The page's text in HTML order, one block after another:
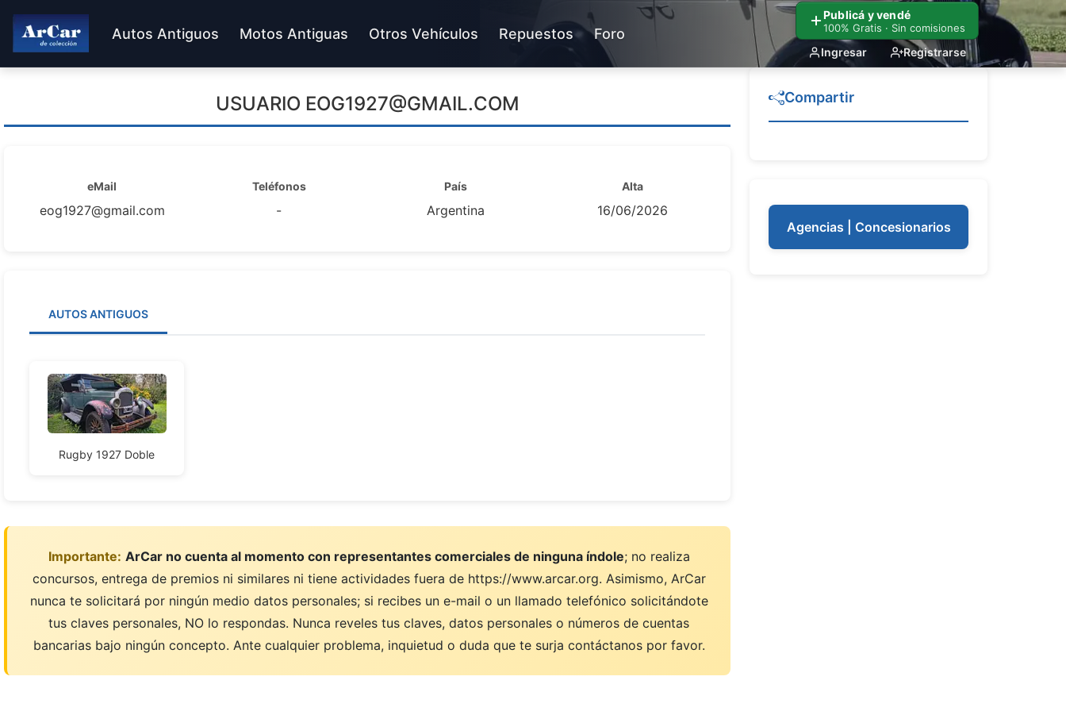
Publicá y vendé
100% Gratis · Sin comisiones
Ingresar Registrarse
Autos Antiguos Motos Antiguas Otros Vehículos Repuestos Foro
USUARIO EOG1927@GMAIL.COM
eMail
eog1927@gmail.com
Teléfonos
-
País
Argentina
Alta
16/06/2026
AUTOS ANTIGUOS
Rugby 1927 Doble
Importante: ArCar no cuenta al momento con representantes comerciales de ninguna índole; no realiza
concursos, entrega de premios ni similares ni tiene actividades fuera de https://www.arcar.org. Asimismo, ArCar
nunca te solicitará por ningún medio datos personales; si recibes un e-mail o un llamado telefónico solicitándote
tus claves personales, NO lo respondas. Nunca reveles tus claves, datos personales o números de cuentas
bancarias bajo ningún concepto. Ante cualquier problema, inquietud o duda que te surja contáctanos por favor.
Compartir
Agencias | Concesionarios